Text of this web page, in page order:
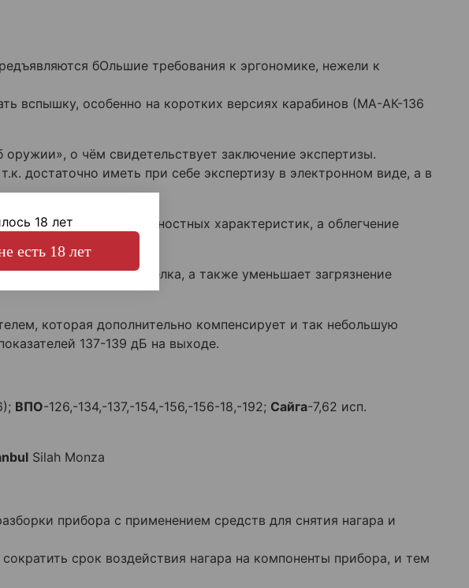
бОльшие требования к эргономике, нежели к
вспышку, особенно на коротких версиях карабинов (МА-АК-136
о чём свидетельствует заключение экспертизы.
достаточно иметь при себе экспертизу в электронном виде, а в
сохранения прочностных характеристик, а облегчение
дискомфорта для стрелка, а также уменьшает загрязнение
которая дополнительно компенсирует и так небольшую
137-139 дБ на выходе.
ВПО-126,-134,-137,-154,-156,-156-18,-192; Сайга-7,62 исп.
Silah Monza
прибора с применением средств для снятия нагара и
срок воздействия нагара на компоненты прибора, и тем
18 лет
есть 18 лет